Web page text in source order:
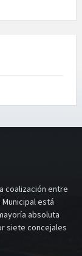
coalización entre
está
absoluta
siete concejales